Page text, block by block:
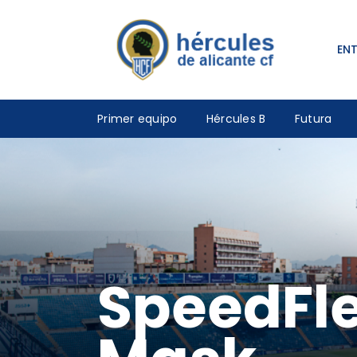
Primer equipo Hércules B Futura